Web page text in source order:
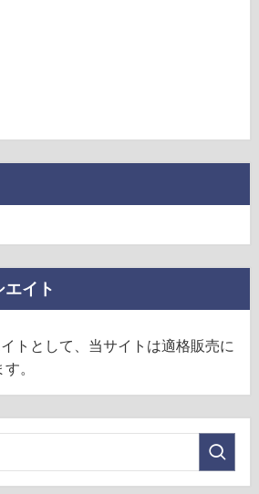
イト
トとして、当サイトは適格販売に
。